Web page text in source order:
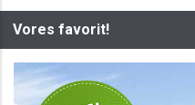
Vores favorit!
-